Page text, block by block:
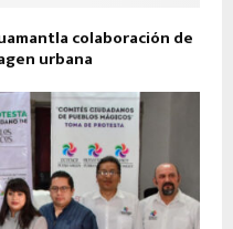
colaboración de
urbana